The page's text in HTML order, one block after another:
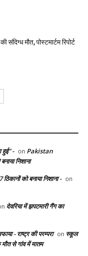
संदिग्ध मौत, पोस्टमार्टम रिपोर्ट
- on Pakistan
निशाना
को बनाया निशाना - on
देवरिया में झपटमारी गैंग का
- राष्ट्र की परम्परा on स्कूल
से गांव में मातम